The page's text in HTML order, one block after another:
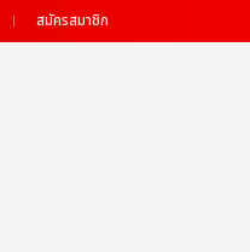
สมัครสมาชิก